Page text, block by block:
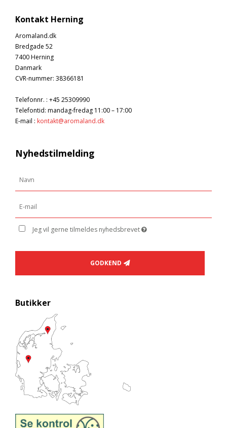
Kontakt Herning
Aromaland.dk
Bredgade 52
7400 Herning
Danmark
CVR-nummer: 38366181
Telefonnr. : +45 25309990
Telefontid: mandag-fredag 11:00 – 17:00
E-mail : kontakt@aromaland.dk
Nyhedstilmelding
Jeg vil gerne tilmeldes nyhedsbrevet
GODKEND
Butikker